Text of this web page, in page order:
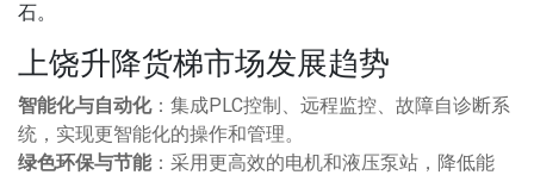
石。
上饶升降货梯市场发展趋势
智能化与自动化：集成PLC控制、远程监控、故障自诊断系
统，实现更智能化的操作和管理。
绿色环保与节能：采用更高效的电机和液压泵站，降低能